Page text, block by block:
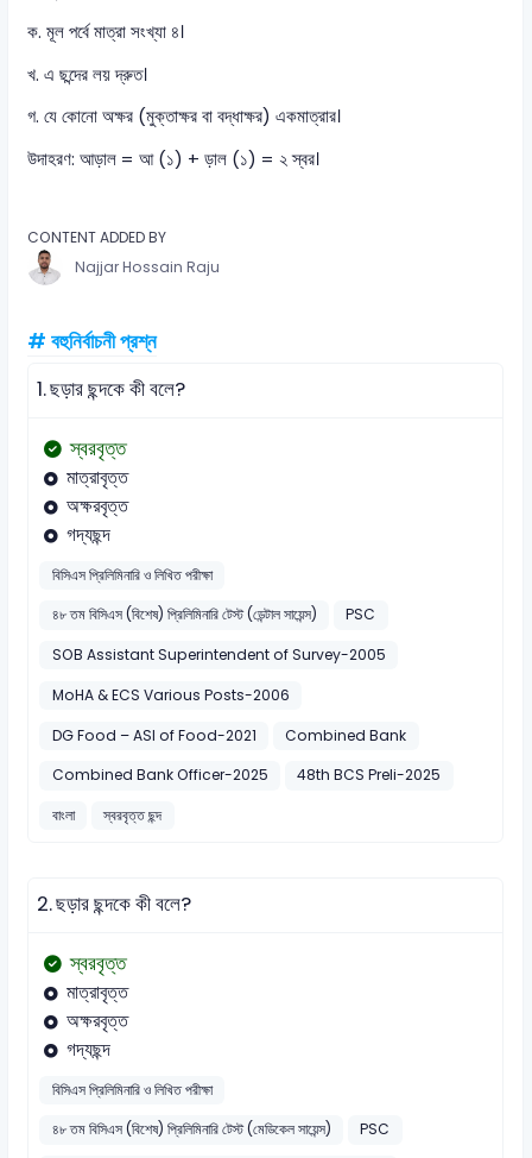
ক. মূল পর্বে মাত্রা সংখ্যা ৪।
খ. এ ছন্দের লয় দ্রুত।
গ. যে কোনো অক্ষর (মুক্তাক্ষর বা বদ্ধাক্ষর) একমাত্রার।
উদাহরণ: আড়াল = আ (১) + ড়াল (১) = ২ স্বর।
CONTENT ADDED BY
Najjar Hossain Raju
# বহুনির্বাচনী প্রশ্ন
1.ছড়ার ছন্দকে কী বলে?
স্বরবৃত্ত
মাত্রাবৃত্ত
অক্ষরবৃত্ত
গদ্যছন্দ
বিসিএস প্রিলিমিনারি ও লিখিত পরীক্ষা
৪৮ তম বিসিএস (বিশেষ) প্রিলিমিনারি টেস্ট (ডেন্টাল সায়েন্স)
PSC
SOB Assistant Superintendent of Survey-2005
MoHA & ECS Various Posts-2006
DG Food – ASI of Food-2021
Combined Bank
Combined Bank Officer-2025
48th BCS Preli-2025
বাংলা
স্বরবৃত্ত ছন্দ
2.ছড়ার ছন্দকে কী বলে?
স্বরবৃত্ত
মাত্রাবৃত্ত
অক্ষরবৃত্ত
গদ্যছন্দ
বিসিএস প্রিলিমিনারি ও লিখিত পরীক্ষা
৪৮ তম বিসিএস (বিশেষ) প্রিলিমিনারি টেস্ট (মেডিকেল সায়েন্স)
PSC